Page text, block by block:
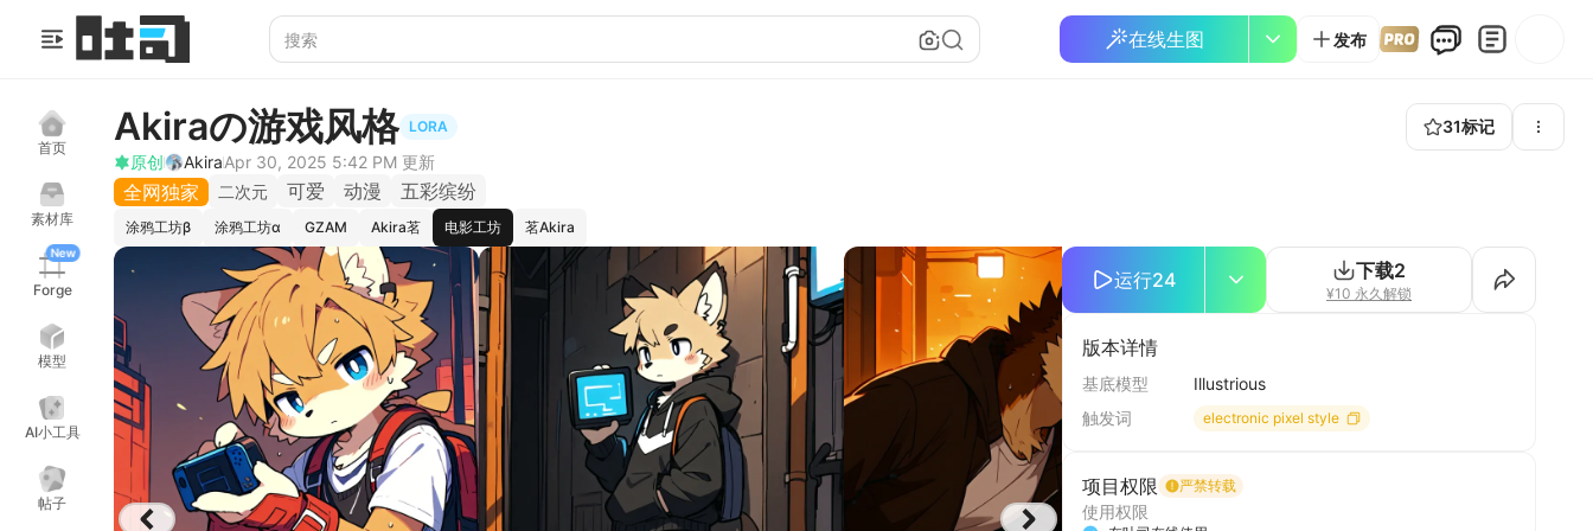
在线生图 发布
首页
素材库
New
Forge
模型
AI小工具
帖子
Akiraの游戏风格 LORA 31标记
原创
AkiraApr 30, 2025 5:42 PM 更新
全网独家 二次元 可爱 动漫 五彩缤纷
涂鸦工坊β 涂鸦工坊α GZAM Akira茗 电影工坊 茗Akira
运行24 下载2
¥10 永久解锁
版本详情
基底模型
Illustrious
触发词
electronic pixel style
项目权限 严禁转载
使用权限